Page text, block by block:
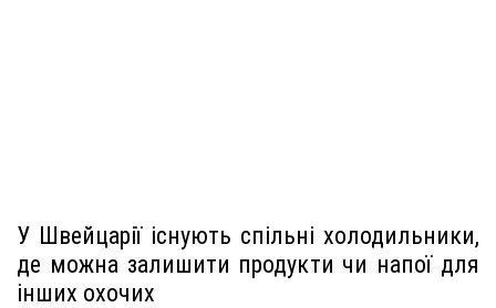
У Швейцарії існують спільні холодильники,
де можна залишити продукти чи напої для
інших охочих